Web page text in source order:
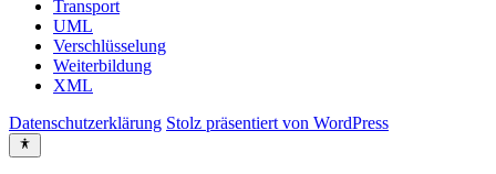
Transport
UML
Verschlüsselung
Weiterbildung
XML
Datenschutzerklärung Stolz präsentiert von WordPress